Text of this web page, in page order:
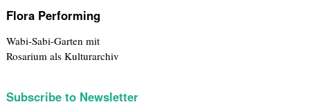
Flora Performing
Wabi-Sabi-Garten mit
Rosarium als Kulturarchiv
Subscribe to Newsletter